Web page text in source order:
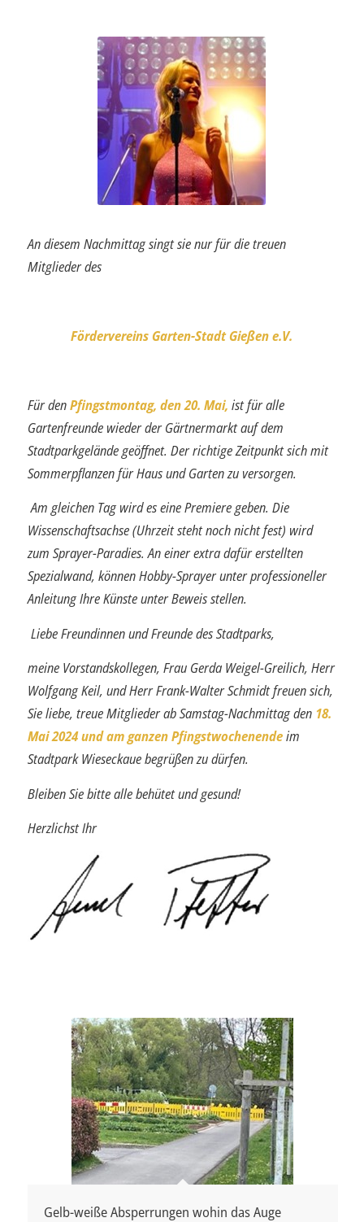
An diesem Nachmittag singt sie nur für die treuen
Mitglieder des
Fördervereins Garten-Stadt Gießen e.V.
Für denPfingstmontag, den 20. Mai, ist für alle
Gartenfreunde wieder der Gärtner­markt auf dem
Stadtparkgelände geöffnet. Der richtige Zeitpunkt sich mit
Sommer­pflanzen für Haus und Garten zu versorgen.
Am gleichen Tag wird es eine Premiere geben. Die
Wissenschaftsachse (Uhrzeit steht noch nicht fest) wird
zum Sprayer-Paradies. An einer extra dafür erstellten
Spezialwand, können Hobby-Sprayer unter professioneller
Anleitung Ihre Künste unter Beweis stellen.
Liebe Freundinnen und Freunde des Stadtparks,
meineVorstandskollegen, Frau Gerda Weigel-Greilich, Herr
Wolfgang Keil, und Herr Frank-Walter Schmidt freuen sich,
Sie liebe, treue Mitglieder ab Samstag-Nachmittag den 18.
Mai 2024 und am ganzen Pfingstwochenendeim
Stadtpark Wieseckaue begrüßen zu dürfen.
Bleiben Sie bitte alle behütet und gesund!
Herzlichst Ihr
Gelb-weiße Absperrungen wohin das Auge